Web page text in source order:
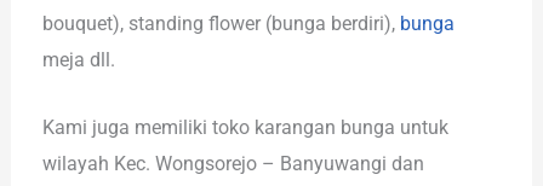
bouquet), standing flower (bunga berdiri), bunga
meja dll.
Kami juga memiliki toko karangan bunga untuk
wilayah Kec. Wongsorejo – Banyuwangi dan